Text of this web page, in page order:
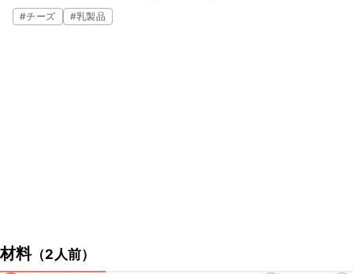
欲しい時の簡単なサラダや、お酒のおつまみにもいかがでしょうか。
#チーズ #乳製品
材料（2人前）